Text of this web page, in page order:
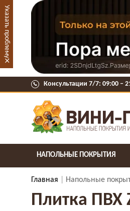
Консультации 7/7: 09:00 ‒
НАПОЛЬНЫЕ ПОКРЫТИЯ
Главная Напольные
Плитка ПВХ
Указать проблему
×